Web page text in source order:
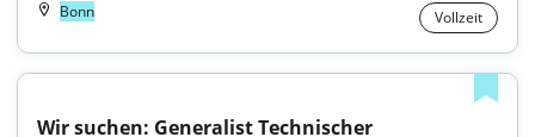
Bonn Vollzeit